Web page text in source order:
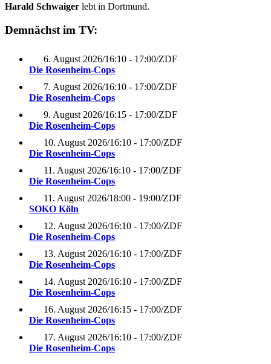
Harald Schwaiger lebt in Dortmund.
Demnächst im TV:
6. August 2026/16:10 - 17:00/ZDF
Die Rosenheim-Cops
7. August 2026/16:10 - 17:00/ZDF
Die Rosenheim-Cops
9. August 2026/16:15 - 17:00/ZDF
Die Rosenheim-Cops
10. August 2026/16:10 - 17:00/ZDF
Die Rosenheim-Cops
11. August 2026/16:10 - 17:00/ZDF
Die Rosenheim-Cops
11. August 2026/18:00 - 19:00/ZDF
SOKO Köln
12. August 2026/16:10 - 17:00/ZDF
Die Rosenheim-Cops
13. August 2026/16:10 - 17:00/ZDF
Die Rosenheim-Cops
14. August 2026/16:10 - 17:00/ZDF
Die Rosenheim-Cops
16. August 2026/16:15 - 17:00/ZDF
Die Rosenheim-Cops
17. August 2026/16:10 - 17:00/ZDF
Die Rosenheim-Cops